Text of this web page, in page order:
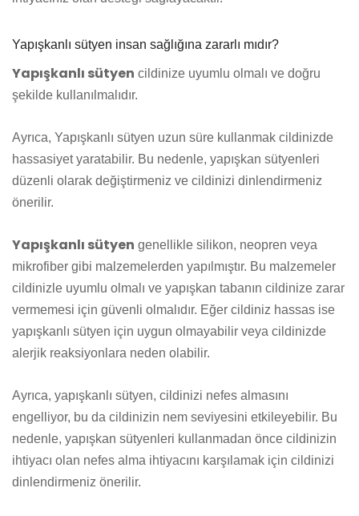
Yapışkanlı sütyen insan sağlığına zararlı mıdır?
Yapışkanlı sütyen cildinize uyumlu olmalı ve doğru
şekilde kullanılmalıdır.
Ayrıca, Yapışkanlı sütyen uzun süre kullanmak cildinizde
hassasiyet yaratabilir. Bu nedenle, yapışkan sütyenleri
düzenli olarak değiştirmeniz ve cildinizi dinlendirmeniz
önerilir.
Yapışkanlı sütyen genellikle silikon, neopren veya
mikrofiber gibi malzemelerden yapılmıştır. Bu malzemeler
cildinizle uyumlu olmalı ve yapışkan tabanın cildinize zarar
vermemesi için güvenli olmalıdır. Eğer cildiniz hassas ise
yapışkanlı sütyen için uygun olmayabilir veya cildinizde
alerjik reaksiyonlara neden olabilir.
Ayrıca, yapışkanlı sütyen, cildinizi nefes almasını
engelliyor, bu da cildinizin nem seviyesini etkileyebilir. Bu
nedenle, yapışkan sütyenleri kullanmadan önce cildinizin
ihtiyacı olan nefes alma ihtiyacını karşılamak için cildinizi
dinlendirmeniz önerilir.